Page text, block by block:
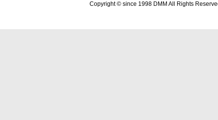
Copyright © since 1998 DMM All Rights